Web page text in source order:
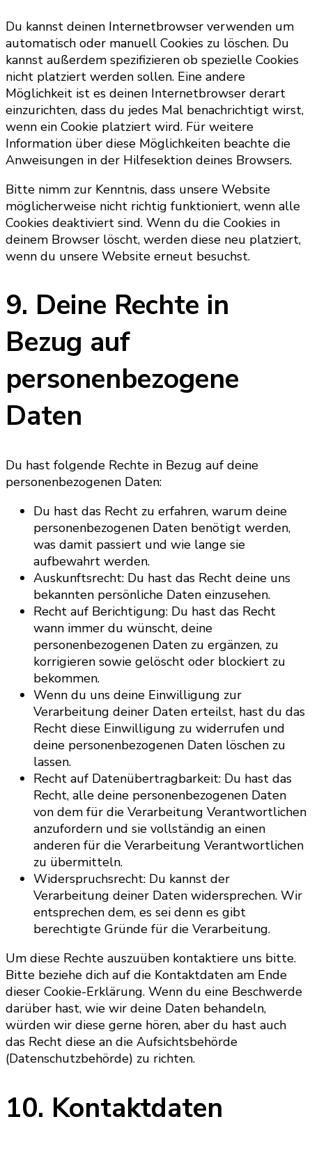
Du kannst deinen Internetbrowser verwenden um
automatisch oder manuell Cookies zu löschen. Du
kannst außerdem spezifizieren ob spezielle Cookies
nicht platziert werden sollen. Eine andere
Möglichkeit ist es deinen Internetbrowser derart
einzurichten, dass du jedes Mal benachrichtigt wirst,
wenn ein Cookie platziert wird. Für weitere
Information über diese Möglichkeiten beachte die
Anweisungen in der Hilfesektion deines Browsers.
Bitte nimm zur Kenntnis, dass unsere Website
möglicherweise nicht richtig funktioniert, wenn alle
Cookies deaktiviert sind. Wenn du die Cookies in
deinem Browser löscht, werden diese neu platziert,
wenn du unsere Website erneut besuchst.
9. Deine Rechte in
Bezug auf
personenbezogene
Daten
Du hast folgende Rechte in Bezug auf deine
personenbezogenen Daten:
Du hast das Recht zu erfahren, warum deine
personenbezogenen Daten benötigt werden,
was damit passiert und wie lange sie
aufbewahrt werden.
Auskunftsrecht: Du hast das Recht deine uns
bekannten persönliche Daten einzusehen.
Recht auf Berichtigung: Du hast das Recht
wann immer du wünscht, deine
personenbezogenen Daten zu ergänzen, zu
korrigieren sowie gelöscht oder blockiert zu
bekommen.
Wenn du uns deine Einwilligung zur
Verarbeitung deiner Daten erteilst, hast du das
Recht diese Einwilligung zu widerrufen und
deine personenbezogenen Daten löschen zu
lassen.
Recht auf Datenübertragbarkeit: Du hast das
Recht, alle deine personenbezogenen Daten
von dem für die Verarbeitung Verantwortlichen
anzufordern und sie vollständig an einen
anderen für die Verarbeitung Verantwortlichen
zu übermitteln.
Widerspruchsrecht: Du kannst der
Verarbeitung deiner Daten widersprechen. Wir
entsprechen dem, es sei denn es gibt
berechtigte Gründe für die Verarbeitung.
Um diese Rechte auszuüben kontaktiere uns bitte.
Bitte beziehe dich auf die Kontaktdaten am Ende
dieser Cookie-Erklärung. Wenn du eine Beschwerde
darüber hast, wie wir deine Daten behandeln,
würden wir diese gerne hören, aber du hast auch
das Recht diese an die Aufsichtsbehörde
(Datenschutzbehörde) zu richten.
10. Kontaktdaten